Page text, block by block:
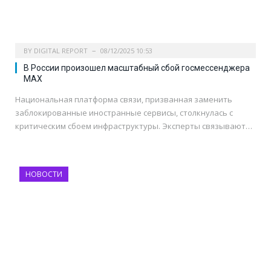
BY DIGITAL REPORT 08/12/2025 10:53
В России произошел масштабный сбой госмессенджера
MAX
Национальная платформа связи, призванная заменить
заблокированные иностранные сервисы, столкнулась с
критическим сбоем инфраструктуры. Эксперты связывают…
НОВОСТИ